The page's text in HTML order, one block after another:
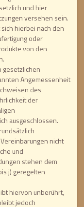
und hier
versehen sein.
hierbei nach den
oder
von den
gesetzlichen
Angemessenheit
des
der
ausgeschlossen.
nicht
und
stehen dem
j) geregelten
hiervon unberührt,
jedoch